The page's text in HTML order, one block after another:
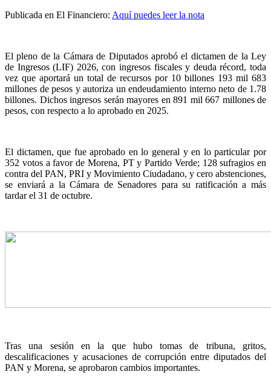
Publicada en El Financiero: Aquí puedes leer la nota
El pleno de la Cámara de Diputados aprobó el dictamen de la Ley
de Ingresos (LIF) 2026, con ingresos fiscales y deuda récord, toda
vez que aportará un total de recursos por 10 billones 193 mil 683
millones de pesos y autoriza un endeudamiento interno neto de 1.78
billones. Dichos ingresos serán mayores en 891 mil 667 millones de
pesos, con respecto a lo aprobado en 2025.
El dictamen, que fue aprobado en lo general y en lo particular por
352 votos a favor de Morena, PT y Partido Verde; 128 sufragios en
contra del PAN, PRI y Movimiento Ciudadano, y cero abstenciones,
se enviará a la Cámara de Senadores para su ratificación a más
tardar el 31 de octubre.
Tras una sesión en la que hubo tomas de tribuna, gritos,
descalificaciones y acusaciones de corrupción entre diputados del
PAN y Morena, se aprobaron cambios importantes.